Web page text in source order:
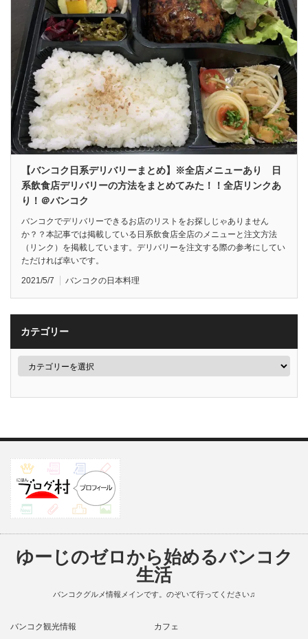
【バンコク日系デリバリーまとめ】※全店メニューあり 日
系飲食店デリバリーの方法をまとめてみた！！全店リンクあ
り！＠バンコク
バンコクでデリバリーできるお店のリストをお探しじゃありません
か？？本記事では掲載している日系飲食店全店のメニューと注文方法
（リンク）を掲載しています。デリバリーを注文する際の参考にしてい
ただければ幸いです。
2021/5/7 バンコクの日本料理
カテゴリー
ゆーじのゼロから始めるバンコク
生活
バンコクグルメ情報メインです。のぞいて行ってください♫
バンコク観光情報
カフェ